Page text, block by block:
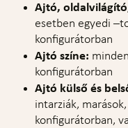
Ajtó,
esetben egyedi
konfigurátorban
Ajtó színe:
konfigurátorban
Ajtó külső és
intarziák,
konfigurátorban,